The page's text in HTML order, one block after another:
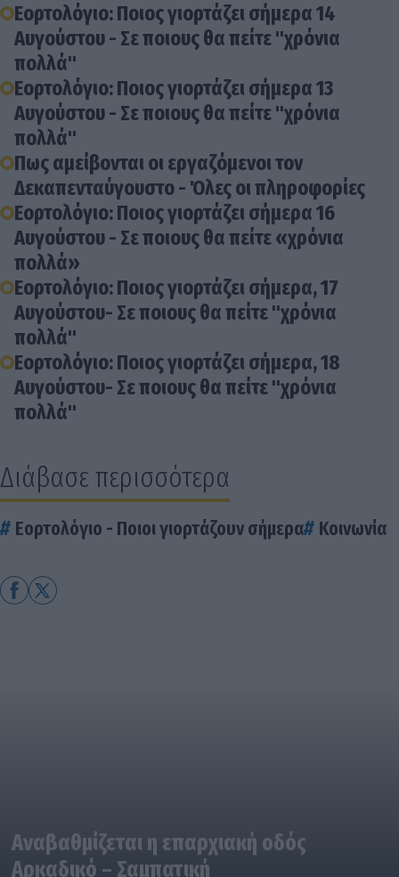
Εορτολόγιο: Ποιος γιορτάζει σήμερα 14
Αυγούστου - Σε ποιους θα πείτε "χρόνια
πολλά"
Εορτολόγιο: Ποιος γιορτάζει σήμερα 13
Αυγούστου - Σε ποιους θα πείτε "χρόνια
πολλά"
Πως αμείβονται οι εργαζόμενοι τον
Δεκαπενταύγουστο - Όλες οι πληροφορίες
Εορτολόγιο: Ποιος γιορτάζει σήμερα 16
Αυγούστου - Σε ποιους θα πείτε «χρόνια
πολλά»
Εορτολόγιο: Ποιος γιορτάζει σήμερα, 17
Αυγούστου- Σε ποιους θα πείτε "χρόνια
πολλά"
Εορτολόγιο: Ποιος γιορτάζει σήμερα, 18
Αυγούστου- Σε ποιους θα πείτε "χρόνια
πολλά"
Διάβασε περισσότερα
Εορτολόγιο - Ποιοι γιορτάζουν σήμερα Κοινωνία